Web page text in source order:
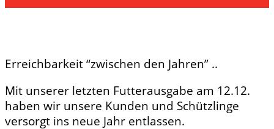
Erreichbarkeit “zwischen den Jahren” ..
Mit unserer letzten Futterausgabe am 12.12.
haben wir unsere Kunden und Schützlinge
versorgt ins neue Jahr entlassen.